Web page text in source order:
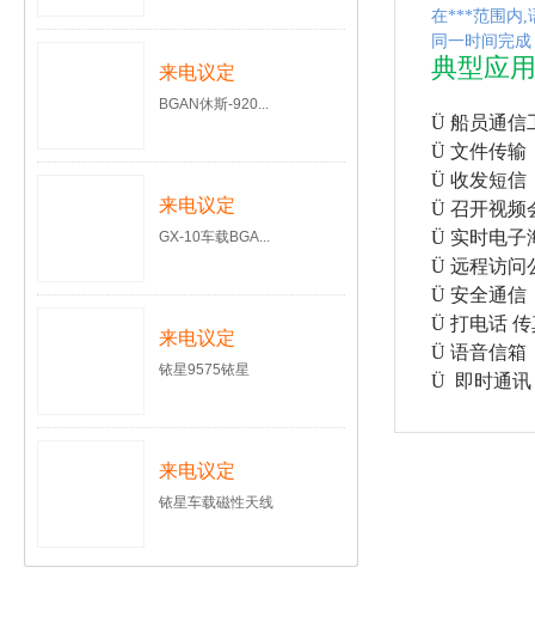
来电议定
BGAN休斯-920...
来电议定
GX-10车载BGA...
来电议定
铱星9575铱星
来电议定
铱星车载磁性天线
在***范围内,
同一时间完
典型应
Ü 船员通信
Ü 文件传输
Ü 收发短信
Ü 召开视频
Ü 实时电子
Ü 远程访问
Ü 安全通信
Ü 打电话 传
Ü 语音信箱
Ü
即时通讯